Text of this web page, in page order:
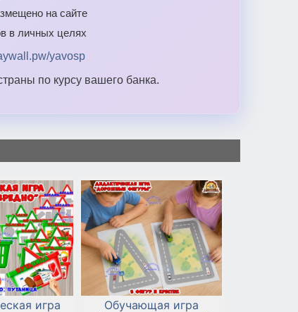
на сайте
в личных целях
yavosp
по курсу вашего банка.
игра
Обучающая игра